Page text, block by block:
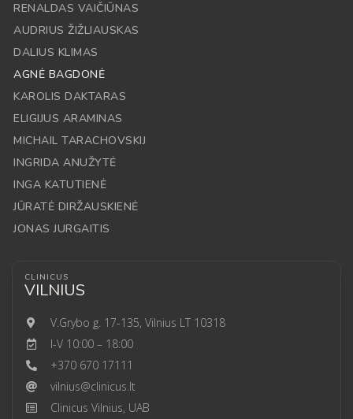
RENALDAS VAIČIŪNAS
AUDRIUS ŽIŽLIAUSKAS
DALIUS KLIMAS
AGNĖ BAGDONĖ
KAROLIS DAKTARAS
ELIGIJUS ARAMINAS
MICHAIL TARACHOVSKIJ
INGRIDA ANUŽYTĖ
INGA KATUTIENĖ
JŪRATĖ DIRŽAUSKIENĖ
JONAS JURGAITIS
CLINICUS
VILNIUS
V.Grybo g. 17-135, Vilnius LT 10318
I-V 10:00 – 18:00
+370 670 17111
vilnius@clinicus.lt
Clinicus Vilnius, UAB